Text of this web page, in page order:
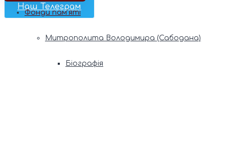
Наш Телеграм
Фонди пам’яті
Митрополита Володимира (Сабодана)
Біографія